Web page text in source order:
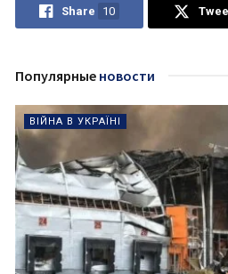
Share 10
Популярные новости
ВІЙНА В УКРАЇНІ